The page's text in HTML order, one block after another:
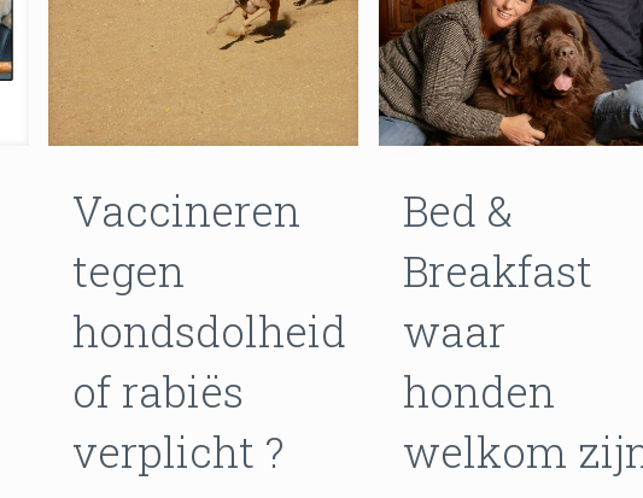
Vaccineren
tegen
hondsdolheid
of rabiës
verplicht ?
Bed &
Breakfast
waar
honden
welkom